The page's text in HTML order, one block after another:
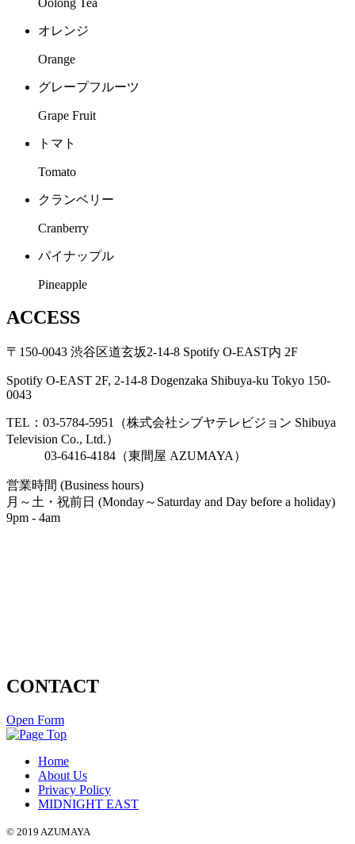
オレンジ
Orange
グレープフルーツ
Grape Fruit
トマト
Tomato
クランベリー
Cranberry
パイナップル
Pineapple
ACCESS
〒150-0043 渋谷区道玄坂2-14-8 Spotify O-EAST内 2F
Spotify O-EAST 2F, 2-14-8 Dogenzaka Shibuya-ku Tokyo 150-
0043
TEL：03-5784-5951（株式会社シブヤテレビジョン Shibuya
Television Co., Ltd.）
03-6416-4184（東間屋 AZUMAYA）
営業時間 (Business hours)
月～土・祝前日 (Monday～Saturday and Day before a holiday)
9pm - 4am
CONTACT
Open Form
Home
About Us
Privacy Policy
MIDNIGHT EAST
© 2019 AZUMAYA